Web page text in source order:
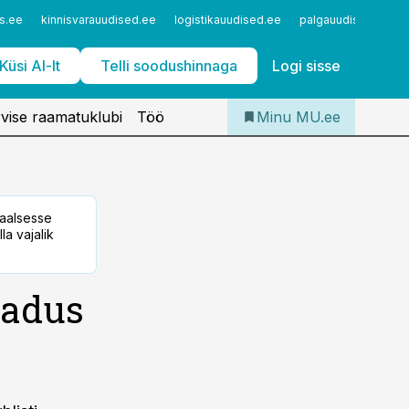
kinnisvarauudised.ee logistikauudised.ee palgauudised.ee
Küsi AI-lt Telli soodushinnaga Logi sisse
Iseteenindus
Telli Meditsiiniuudised
raamatuklubi Töö Minu MU.ee
vajalik